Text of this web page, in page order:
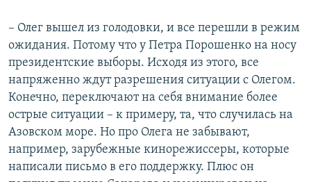
– Олег вышел из голодовки, и все перешли в режим
ожидания. Потому что у Петра Порошенко на носу
президентские выборы. Исходя из этого, все
напряженно ждут разрешения ситуации с Олегом.
Конечно, переключают на себя внимание более
острые ситуации – к примеру, та, что случилась на
Азовском море. Но про Олега не забывают,
например, зарубежные кинорежиссеры, которые
написали письмо в его поддержку. Плюс он